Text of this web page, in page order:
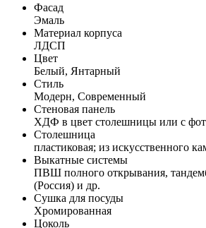
Фасад
Эмаль
Материал корпуса
ЛДСП
Цвет
Белый, Янтарный
Стиль
Модерн, Современный
Стеновая панель
ХДФ в цвет столешницы или с
Столешница
пластиковая; из искусственного
Выкатные системы
ПВШ полного открывания,
(Россия) и др.
Сушка для посуды
Хромированная
Цоколь